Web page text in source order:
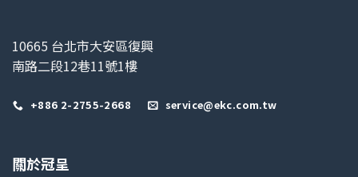
10665 台北市大安區復興
南路二段12巷11號1樓
+886 2-2755-2668 service@ekc.com.tw
關於冠呈